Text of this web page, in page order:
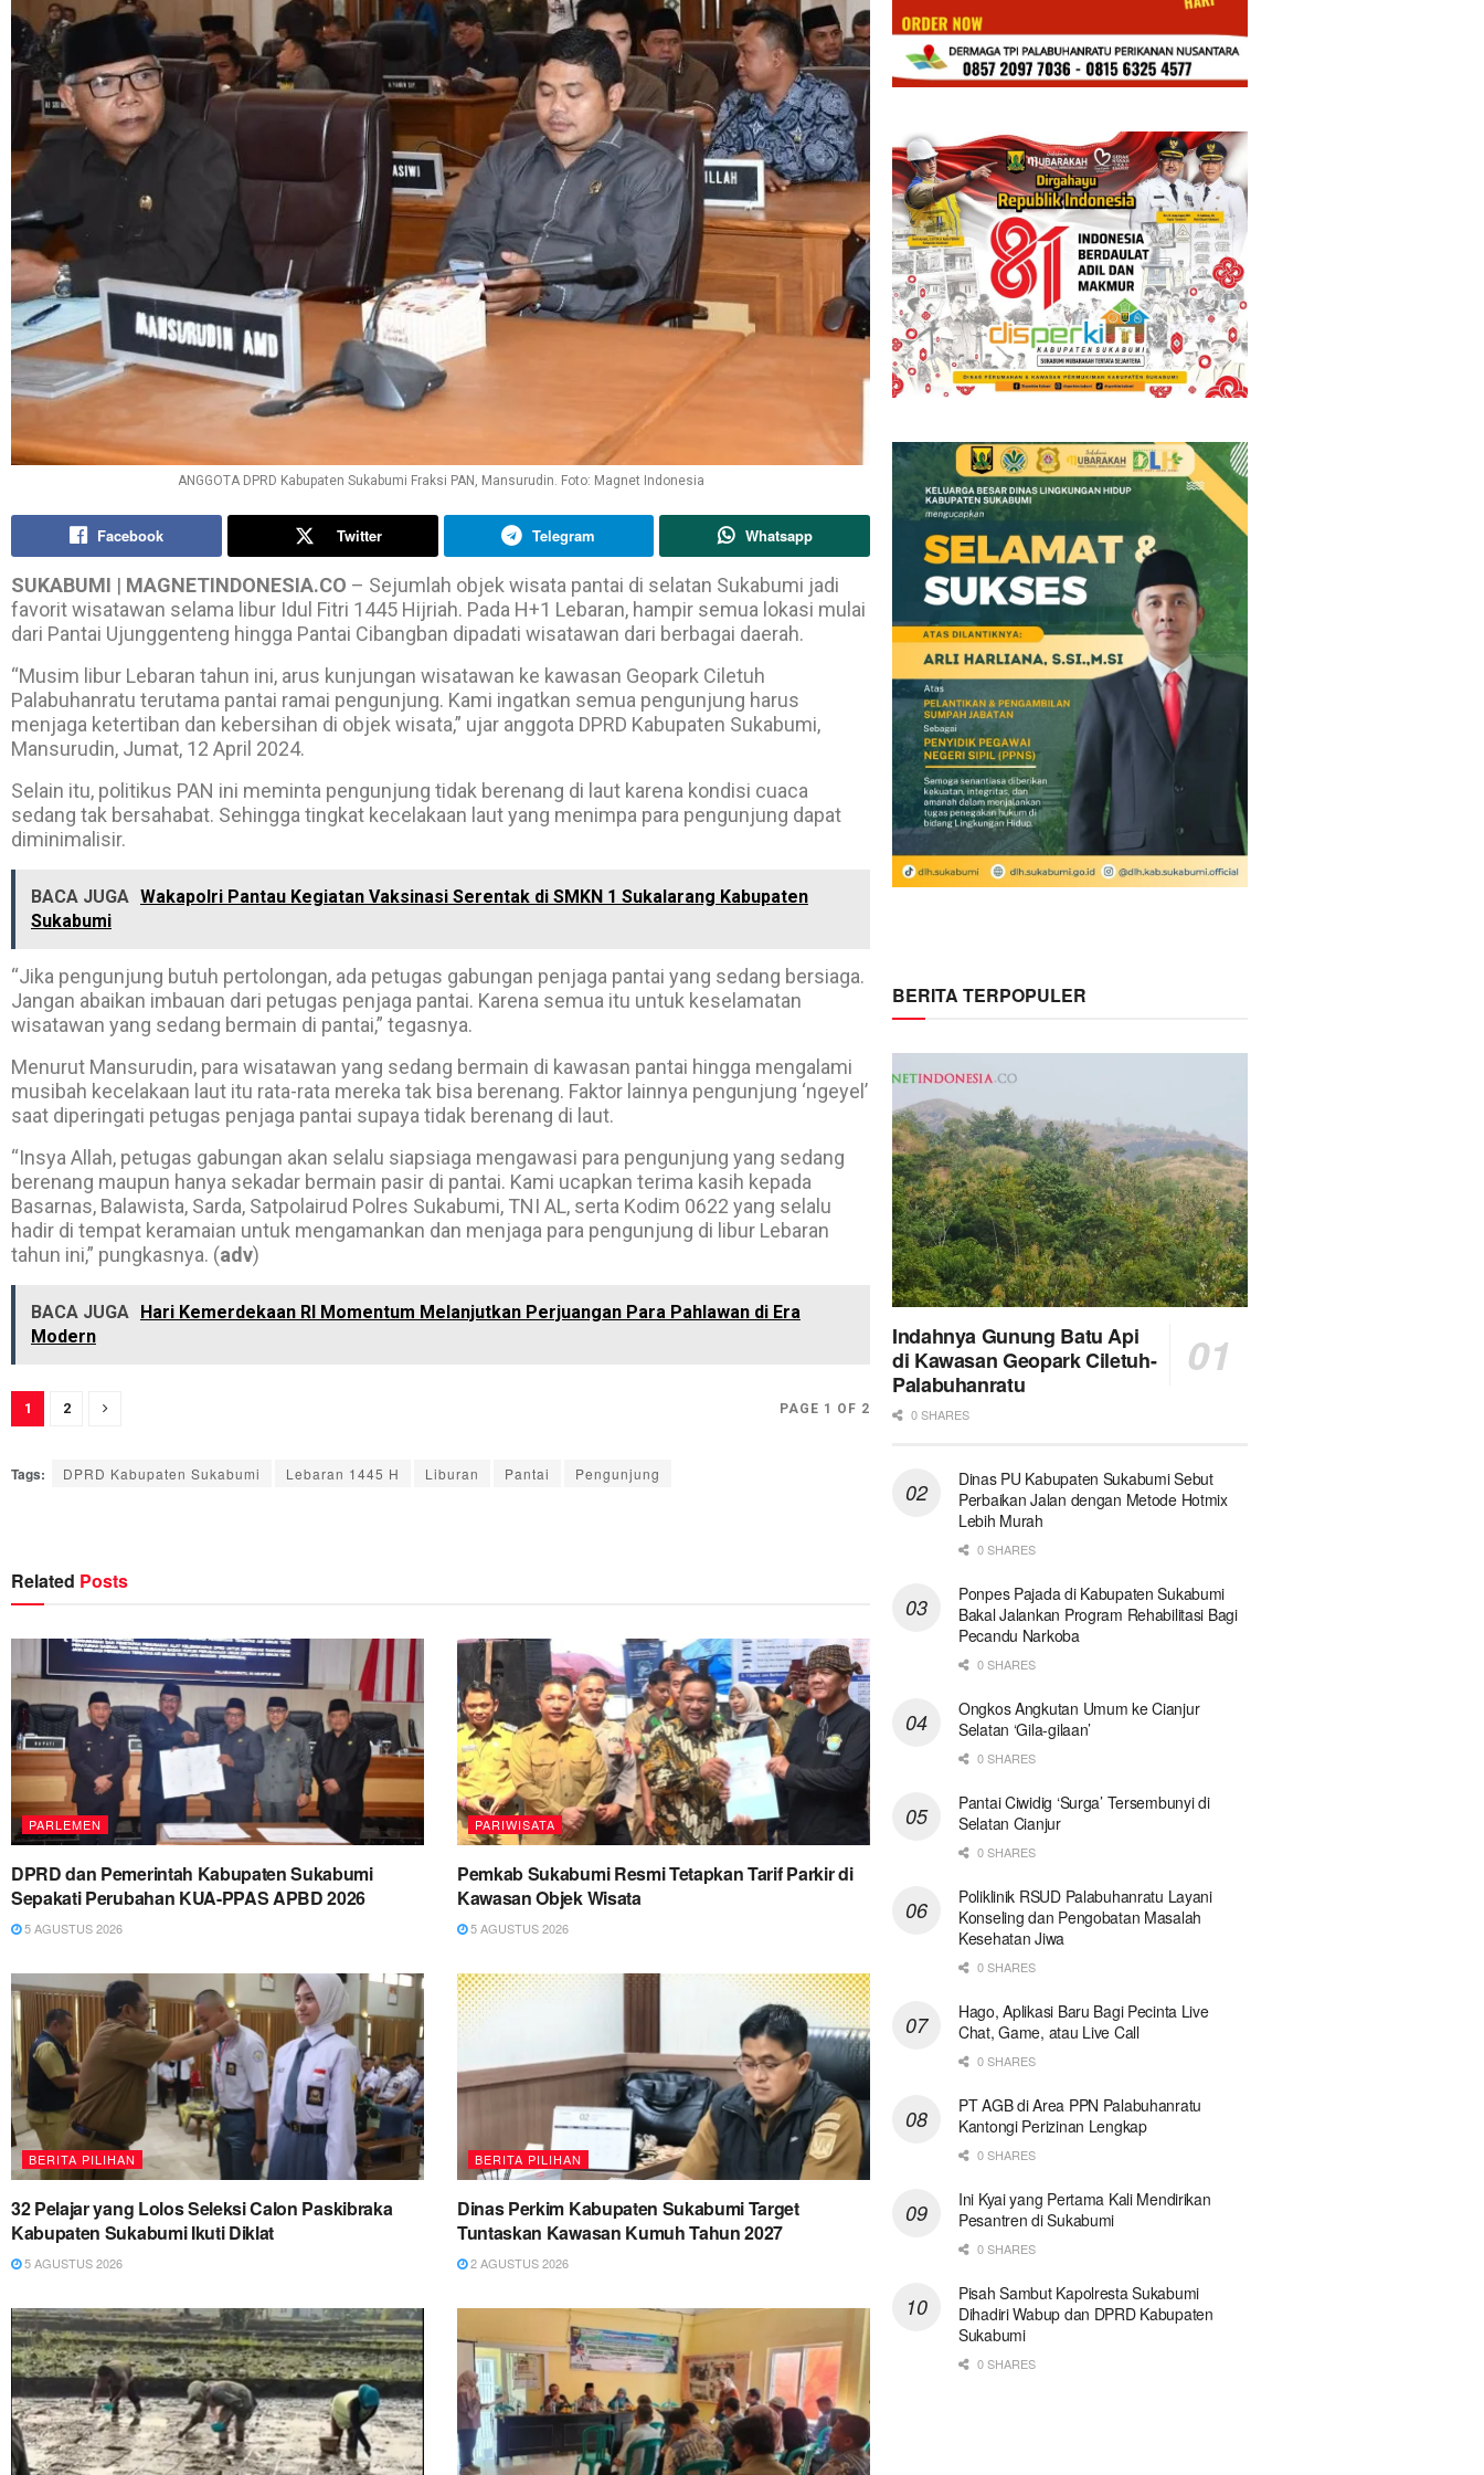
ANGGOTA DPRD Kabupaten Sukabumi Fraksi PAN, Mansurudin. Foto: Magnet Indonesia
Facebook Twitter Telegram Whatsapp
SUKABUMI | MAGNETINDONESIA.CO – Sejumlah objek wisata pantai di selatan Sukabumi jadi
favorit wisatawan selama libur Idul Fitri 1445 Hijriah. Pada H+1 Lebaran, hampir semua lokasi mulai
dari Pantai Ujunggenteng hingga Pantai Cibangban dipadati wisatawan dari berbagai daerah.
“Musim libur Lebaran tahun ini, arus kunjungan wisatawan ke kawasan Geopark Ciletuh
Palabuhanratu terutama pantai ramai pengunjung. Kami ingatkan semua pengunjung harus
menjaga ketertiban dan kebersihan di objek wisata,” ujar anggota DPRD Kabupaten Sukabumi,
Mansurudin, Jumat, 12 April 2024.
Selain itu, politikus PAN ini meminta pengunjung tidak berenang di laut karena kondisi cuaca
sedang tak bersahabat. Sehingga tingkat kecelakaan laut yang menimpa para pengunjung dapat
diminimalisir.
BACA JUGA Wakapolri Pantau Kegiatan Vaksinasi Serentak di SMKN 1 Sukalarang Kabupaten
Sukabumi
“Jika pengunjung butuh pertolongan, ada petugas gabungan penjaga pantai yang sedang bersiaga.
Jangan abaikan imbauan dari petugas penjaga pantai. Karena semua itu untuk keselamatan
wisatawan yang sedang bermain di pantai,” tegasnya.
Menurut Mansurudin, para wisatawan yang sedang bermain di kawasan pantai hingga mengalami
musibah kecelakaan laut itu rata-rata mereka tak bisa berenang. Faktor lainnya pengunjung ‘ngeyel’
saat diperingati petugas penjaga pantai supaya tidak berenang di laut.
“Insya Allah, petugas gabungan akan selalu siapsiaga mengawasi para pengunjung yang sedang
berenang maupun hanya sekadar bermain pasir di pantai. Kami ucapkan terima kasih kepada
Basarnas, Balawista, Sarda, Satpolairud Polres Sukabumi, TNI AL, serta Kodim 0622 yang selalu
hadir di tempat keramaian untuk mengamankan dan menjaga para pengunjung di libur Lebaran
tahun ini,” pungkasnya. (adv)
BACA JUGA
Hari Kemerdekaan RI Momentum Melanjutkan Perjuangan Para Pahlawan di Era
Modern
PAGE 1 OF 2
1 2
Tags: DPRD Kabupaten Sukabumi Lebaran 1445 H Liburan Pantai Pengunjung
Related Posts
PARLEMEN
DPRD dan Pemerintah Kabupaten Sukabumi
Sepakati Perubahan KUA-PPAS APBD 2026
5 AGUSTUS 2026
PARIWISATA
Pemkab Sukabumi Resmi Tetapkan Tarif Parkir di
Kawasan Objek Wisata
5 AGUSTUS 2026
BERITA PILIHAN
32 Pelajar yang Lolos Seleksi Calon Paskibraka
Kabupaten Sukabumi Ikuti Diklat
5 AGUSTUS 2026
BERITA PILIHAN
Dinas Perkim Kabupaten Sukabumi Target
Tuntaskan Kawasan Kumuh Tahun 2027
2 AGUSTUS 2026
BERITA TERPOPULER
Indahnya Gunung Batu Api
di Kawasan Geopark Ciletuh-
Palabuhanratu
0 SHARES
Dinas PU Kabupaten Sukabumi Sebut
Perbaikan Jalan dengan Metode Hotmix
Lebih Murah
0 SHARES
Ponpes Pajada di Kabupaten Sukabumi
Bakal Jalankan Program Rehabilitasi Bagi
Pecandu Narkoba
0 SHARES
Ongkos Angkutan Umum ke Cianjur
Selatan ‘Gila-gilaan’
0 SHARES
Pantai Ciwidig ‘Surga’ Tersembunyi di
Selatan Cianjur
0 SHARES
Poliklinik RSUD Palabuhanratu Layani
Konseling dan Pengobatan Masalah
Kesehatan Jiwa
0 SHARES
Hago, Aplikasi Baru Bagi Pecinta Live
Chat, Game, atau Live Call
0 SHARES
PT AGB di Area PPN Palabuhanratu
Kantongi Perizinan Lengkap
0 SHARES
Ini Kyai yang Pertama Kali Mendirikan
Pesantren di Sukabumi
0 SHARES
Pisah Sambut Kapolresta Sukabumi
Dihadiri Wabup dan DPRD Kabupaten
Sukabumi
0 SHARES